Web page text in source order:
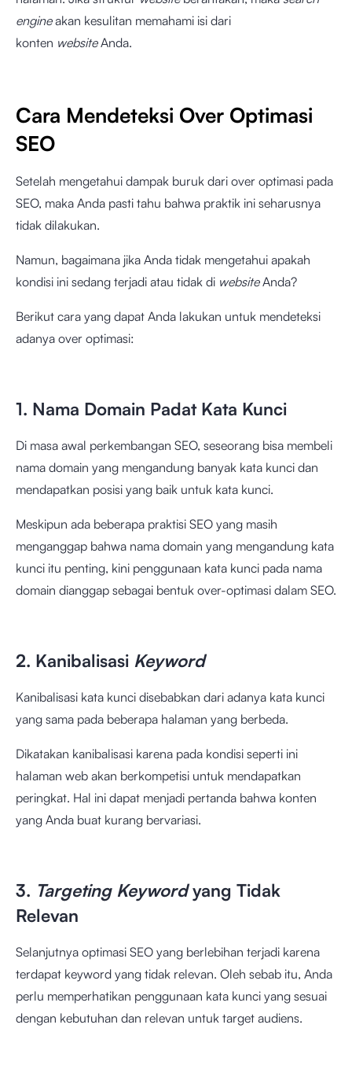
engineakan kesulitan memahami isi dari
konten websiteAnda.
Cara Mendeteksi Over Optimasi
SEO
Setelah mengetahui dampak buruk dari over optimasi pada
SEO, maka Anda pasti tahu bahwa praktik ini seharusnya
tidak dilakukan.
Namun, bagaimana jika Anda tidak mengetahui apakah
kondisi ini sedang terjadi atau tidak di websiteAnda?
Berikut cara yang dapat Anda lakukan untuk mendeteksi
adanya over optimasi:
1. Nama Domain Padat Kata Kunci
Di masa awal perkembangan SEO, seseorang bisa membeli
nama domain yang mengandung banyak kata kunci dan
mendapatkan posisi yang baik untuk kata kunci.
Meskipun ada beberapa praktisi SEO yang masih
menganggap bahwa nama domain yang mengandung kata
kunci itu penting, kini penggunaan kata kunci pada nama
domain dianggap sebagai bentuk over-optimasi dalam SEO.
2. Kanibalisasi Keyword
Kanibalisasi kata kunci disebabkan dari adanya kata kunci
yang sama pada beberapa halaman yang berbeda.
Dikatakan kanibalisasi karena pada kondisi seperti ini
halaman web akan berkompetisi untuk mendapatkan
peringkat. Hal ini dapat menjadi pertanda bahwa konten
yang Anda buat kurang bervariasi.
3. Targeting Keywordyang Tidak
Relevan
Selanjutnya optimasi SEO yang berlebihan terjadi karena
terdapat keyword yang tidak relevan. Oleh sebab itu, Anda
perlu memperhatikan penggunaan kata kunci yang sesuai
dengan kebutuhan dan relevan untuk target audiens.